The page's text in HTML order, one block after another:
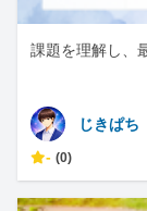
課題を理解し、
じきぱち
- (0)